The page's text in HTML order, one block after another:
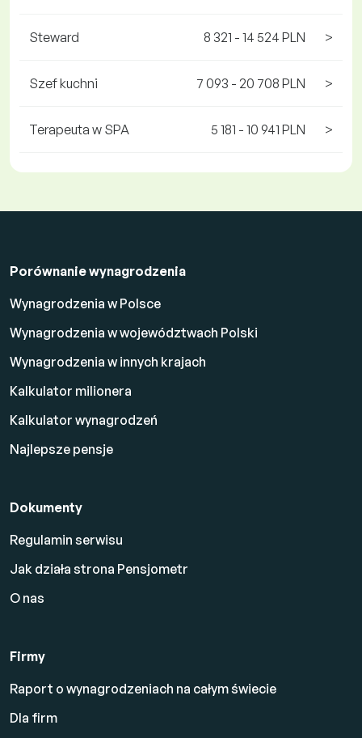
Steward 8 321 - 14 524 PLN >
Szef kuchni 7 093 - 20 708 PLN >
Terapeuta w SPA 5 181 - 10 941 PLN >
Porównanie wynagrodzenia
Wynagrodzenia w Polsce
Wynagrodzenia w województwach Polski
Wynagrodzenia w innych krajach
Kalkulator milionera
Kalkulator wynagrodzeń
Najlepsze pensje
Dokumenty
Regulamin serwisu
Jak działa strona Pensjometr
O nas
Firmy
Raport o wynagrodzeniach na całym świecie
Dla firm